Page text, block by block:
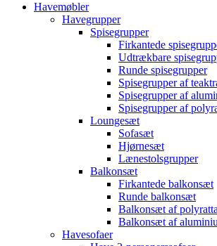
Havemøbler
Havegrupper
Spisegrupper
Firkantede
Udtrækbare
Runde spisegrupper
Spisegrupper af
Spisegrupper af
Spisegrupper af
Loungesæt
Sofasæt
Hjørnesæt
Lænestolsgrupper
Balkonsæt
Firkantede balkonsæt
Runde balkonsæt
Balkonsæt af
Balkonsæt af
Havesofaer